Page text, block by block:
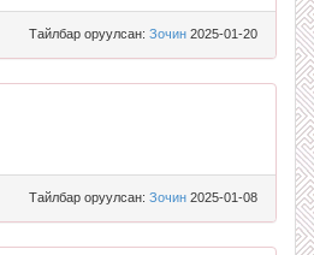
Тайлбар оруулсан: Зочин 2025-01-20
Тайлбар оруулсан: Зочин 2025-01-08